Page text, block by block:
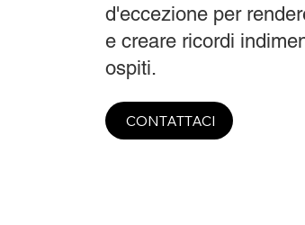
d'eccezione per
e creare ricordi
ospiti.
CONTATTACI